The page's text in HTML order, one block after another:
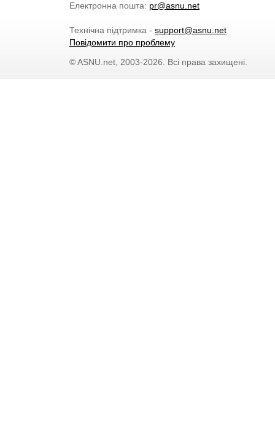
Електронна пошта: pr@asnu.net
Технічна підтримка - support@asnu.net
Повідомити про проблему
© ASNU.net, 2003-2026. Всі права захищені.